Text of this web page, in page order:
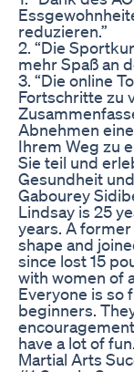
reduzieren.”
2. “Die
mehr Spaß an
3. “Die online
Fortschritte zu
Abnehmen
Ihrem Weg zu
Sie teil und
Gesundheit
Gabourey
Lindsay is 25
years. A
shape and
since lost 15
with women of
Everyone is so
beginners.
have a lot of
Martial Arts